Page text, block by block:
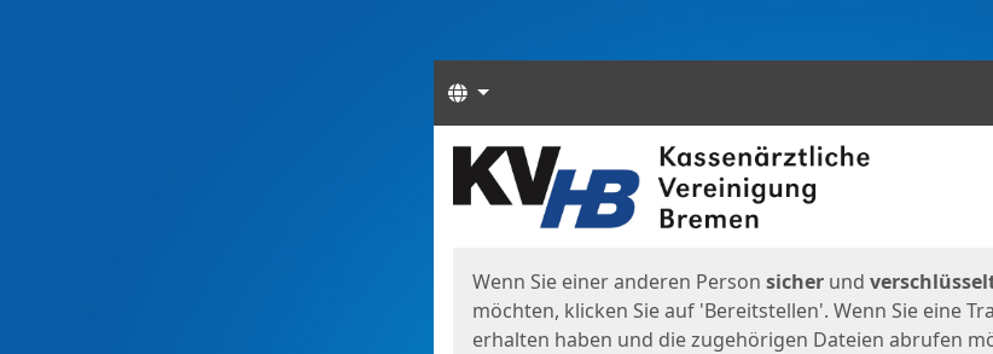
Sprachen
Start
Wenn Sie einer anderen Person sicher und
möchten, klicken Sie auf 'Bereitstellen'. Wenn Sie eine
erhalten haben und die zugehörigen Dateien abrufen